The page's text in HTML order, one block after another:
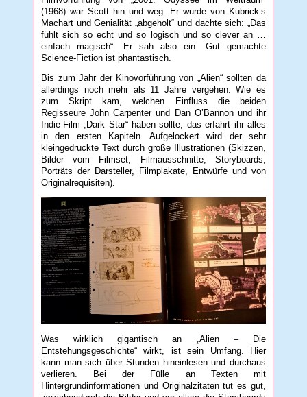
(1968) war Scott hin und weg. Er wurde von Kubrick’s
Machart und Genialität „abgeholt“ und dachte sich: „Das
fühlt sich so echt und so logisch und so clever an …
einfach magisch“. Er sah also ein: Gut gemachte
Science-Fiction ist phantastisch.
Bis zum Jahr der Kinovorführung von „Alien“ sollten da
allerdings noch mehr als 11 Jahre vergehen. Wie es
zum Skript kam, welchen Einfluss die beiden
Regisseure John Carpenter und Dan O’Bannon und ihr
Indie-Film „Dark Star“ haben sollte, das erfahrt ihr alles
in den ersten Kapiteln. Aufgelockert wird der sehr
kleingedruckte Text durch große Illustrationen (Skizzen,
Bilder vom Filmset, Filmausschnitte, Storyboards,
Porträts der Darsteller, Filmplakate, Entwürfe und von
Originalrequisiten).
Was wirklich gigantisch an „Alien – Die
Entstehungsgeschichte“ wirkt, ist sein Umfang. Hier
kann man sich über Stunden hineinlesen und durchaus
verlieren. Bei der Fülle an Texten mit
Hintergrundinformationen und Originalzitaten tut es gut,